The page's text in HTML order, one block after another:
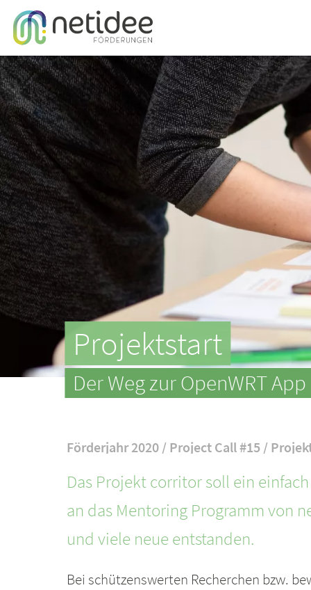
Projektstart
Der Weg zur OpenWRT
Förderjahr 2020 / Project Call #15 /
Das Projekt corritor soll ein
an das Mentoring Programm von
und viele neue entstanden.
Bei schützenswerten Recherchen bzw.